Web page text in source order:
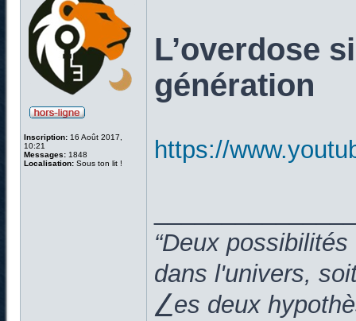
Inscription: 16 Août 2017,
10:21
Messages: 1848
Localisation: Sous ton lit !
L’overdose
génération
https://
“Deux
dans l'univers,
⎳es deux